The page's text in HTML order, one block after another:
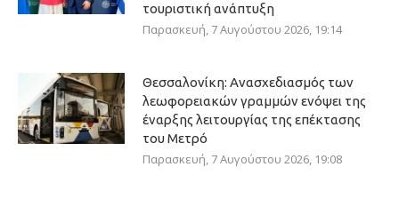
τουριστική ανάπτυξη
Παρασκευή, 7 Αυγούστου 2026, 19:14
Θεσσαλονίκη: Ανασχεδιασμός των
λεωφορειακών γραμμών ενόψει της
έναρξης λειτουργίας της επέκτασης
του Μετρό
Παρασκευή, 7 Αυγούστου 2026, 19:08